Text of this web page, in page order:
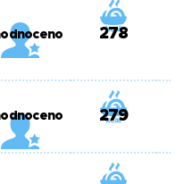
278
279